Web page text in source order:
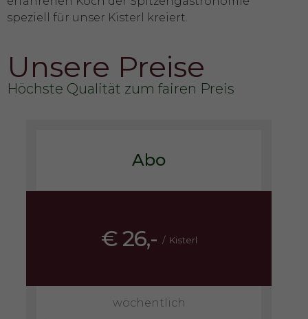
speziell für unser Kisterl kreiert.
Unsere Preise
Höchste Qualität zum fairen Preis
Abo
€ 26,- / Kisterl
wöchentlich